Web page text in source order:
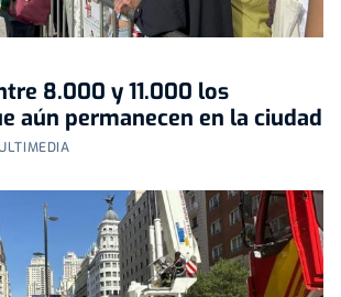
8.000 y 11.000 los
aún permanecen en la ciudad